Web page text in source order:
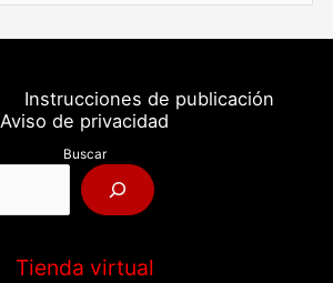
Instrucciones de publicación
Aviso de privacidad
Buscar
Tienda virtual